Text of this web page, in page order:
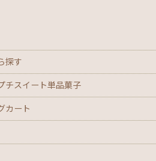
探す
チスイート単品菓子
カート